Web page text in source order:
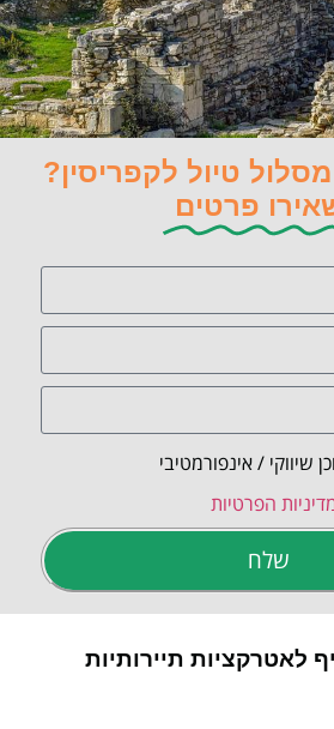
טיול לקפריסין?
פרטים
/ אינפורמטיבי
הפרטיות
שלח
לאטרקציות תיירותיות